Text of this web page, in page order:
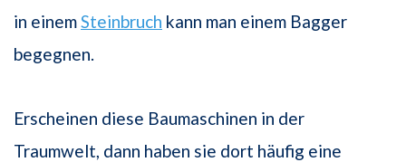
in einemSteinbruch kann man einem Bagger
begegnen.
Erscheinen diese Baumaschinen in der
Traumwelt, dann haben sie dort häufig eine